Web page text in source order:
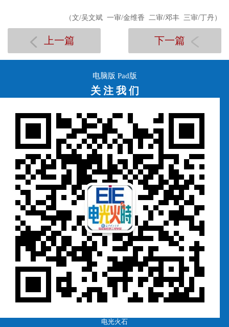
（文/吴文斌 一审/金维香 二审/邓丰 三审/丁丹）
上一篇 下一篇
电脑版 Pad版
关 注 我 们
电光火石